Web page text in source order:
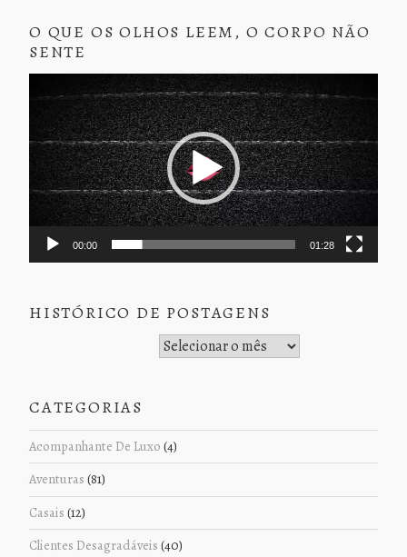
O QUE OS OLHOS LEEM, O CORPO NÃO
SENTE
de
vídeo
00:00 01:28
HISTÓRICO DE POSTAGENS
CATEGORIAS
Acompanhante De Luxo (4)
Aventuras (81)
Casais (12)
Clientes Desagradáveis (40)